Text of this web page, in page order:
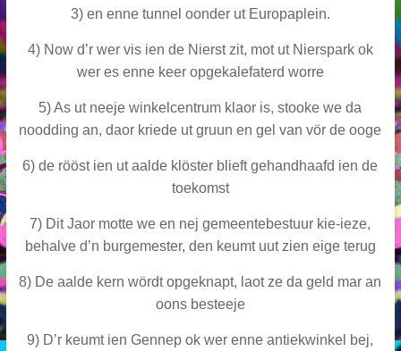
3) en enne tunnel oonder ut Europaplein.
4) Now d’r wer vis ien de Nierst zit, mot ut Nierspark ok
wer es enne keer opgekalefaterd worre
5) As ut neeje winkelcentrum klaor is, stooke we da
noodding an, daor kriede ut gruun en gel van vör de ooge
6) de rööst ien ut aalde klöster blieft gehandhaafd ien de
toekomst
7) Dit Jaor motte we en nej gemeentebestuur kie-ieze,
behalve d’n burgemester, den keumt uut zien eige terug
8) De aalde kern wördt opgeknapt, laot ze da geld mar an
oons besteeje
9) D’r keumt ien Gennep ok wer enne antiekwinkel bej,